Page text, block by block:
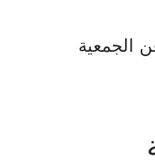
الجمعية